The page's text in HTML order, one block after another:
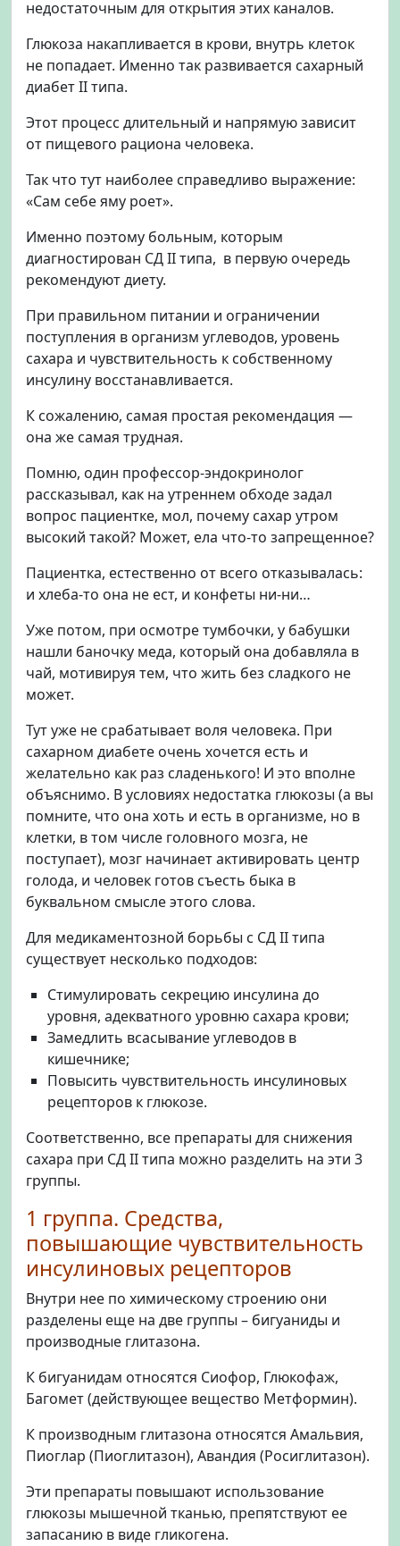
недостаточным для открытия этих каналов.
Глюкоза накапливается в крови, внутрь клеток
не попадает. Именно так развивается сахарный
диабет II типа.
Этот процесс длительный и напрямую зависит
от пищевого рациона человека.
Так что тут наиболее справедливо выражение:
«Сам себе яму роет».
Именно поэтому больным, которым
диагностирован СД II типа, в первую очередь
рекомендуют диету.
При правильном питании и ограничении
поступления в организм углеводов, уровень
сахара и чувствительность к собственному
инсулину восстанавливается.
К сожалению, самая простая рекомендация —
она же самая трудная.
Помню, один профессор-эндокринолог
рассказывал, как на утреннем обходе задал
вопрос пациентке, мол, почему сахар утром
высокий такой? Может, ела что-то запрещенное?
Пациентка, естественно от всего отказывалась:
и хлеба-то она не ест, и конфеты ни-ни…
Уже потом, при осмотре тумбочки, у бабушки
нашли баночку меда, который она добавляла в
чай, мотивируя тем, что жить без сладкого не
может.
Тут уже не срабатывает воля человека. При
сахарном диабете очень хочется есть и
желательно как раз сладенького! И это вполне
объяснимо. В условиях недостатка глюкозы (а вы
помните, что она хоть и есть в организме, но в
клетки, в том числе головного мозга, не
поступает), мозг начинает активировать центр
голода, и человек готов съесть быка в
буквальном смысле этого слова.
Для медикаментозной борьбы с СД II типа
существует несколько подходов:
Стимулировать секрецию инсулина до
уровня, адекватного уровню сахара крови;
Замедлить всасывание углеводов в
кишечнике;
Повысить чувствительность инсулиновых
рецепторов к глюкозе.
Соответственно, все препараты для снижения
сахара при СД II типа можно разделить на эти 3
группы.
1 группа. Средства,
повышающие чувствительность
инсулиновых рецепторов
Внутри нее по химическому строению они
разделены еще на две группы – бигуаниды и
производные глитазона.
К бигуанидам относятся Сиофор, Глюкофаж,
Багомет (действующее вещество Метформин).
К производным глитазона относятся Амальвия,
Пиоглар (Пиоглитазон), Авандия (Росиглитазон).
Эти препараты повышают использование
глюкозы мышечной тканью, препятствуют ее
запасанию в виде гликогена.